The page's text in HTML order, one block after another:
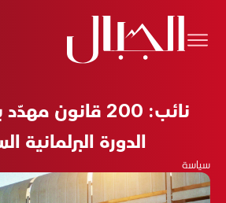
نائب: 200 قانون
الدورة البرلمانية
سياسة